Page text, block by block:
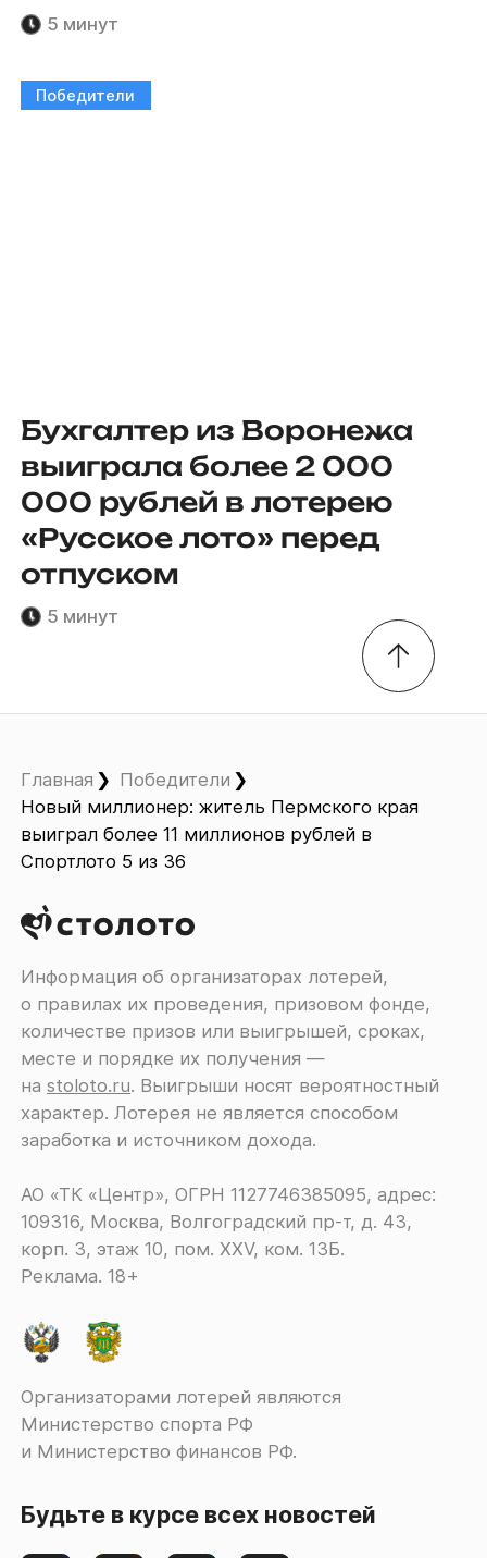
5 минут
Победители
Бухгалтер из Воронежа
выиграла более 2 000
000 рублей в лотерею
«Русское лото» перед
отпуском
5 минут
Главная
Победители
Новый миллионер: житель Пермского края
выиграл более 11 миллионов рублей в
Спортлото 5 из 36
Информация об организаторах лотерей,
о правилах их проведения, призовом фонде,
количестве призов или выигрышей, сроках,
месте и порядке их получения ―
наstoloto.ru. Выигрыши носят вероятностный
характер. Лотерея не является способом
заработка и источником дохода.
АО «ТК «Центр», ОГРН 1127746385095, адрес:
109316, Москва, Волгоградский пр-т, д. 43,
корп. 3, этаж 10, пом. XXV, ком. 13Б.
Реклама. 18+
Организаторами лотерей являются
Министерство спорта РФ
и Министерство финансов РФ.
Будьте в курсе всех новостей